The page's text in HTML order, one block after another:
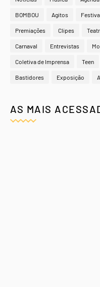
BOMBOU Agitos
Premiações Clipes
Carnaval Entrevistas
Coletiva de Imprensa Teen
Bastidores Exposição
AS MAIS